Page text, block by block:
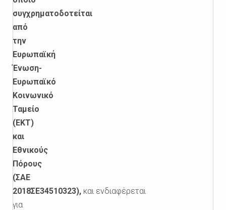
συγχρηματοδοτείται
από
την
Ευρωπαϊκή
Ένωση-
Ευρωπαϊκό
Κοινωνικό
Ταμείο
(ΕΚΤ)
και
Εθνικούς
Πόρους
(ΣΑΕ
2018ΣΕ34510323), και ενδιαφέρεται
για